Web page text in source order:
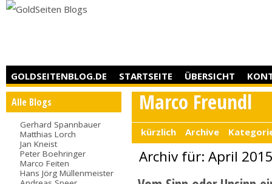
GOLDSEITENBLOG.DE STARTSEITE ÜBERSICHT
Alle Blogs
Gerhard Spannbauer
Matthias Lorch
Jan Kneist
Peter Boehringer
Marco Feiten
Hans Jörg Müllenmeister
Marco Freundl
kürzlich Archive
Archiv für: April